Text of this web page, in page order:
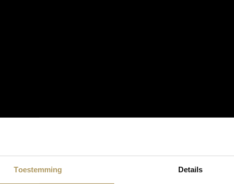
Toestemming Details